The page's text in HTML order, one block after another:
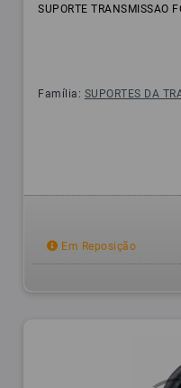
SUPORTE TRANSMISSAO
Família: SUPORTES DA
Em Reposição